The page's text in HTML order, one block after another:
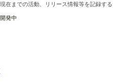
までの活動、リリース情報等を記録す
発中